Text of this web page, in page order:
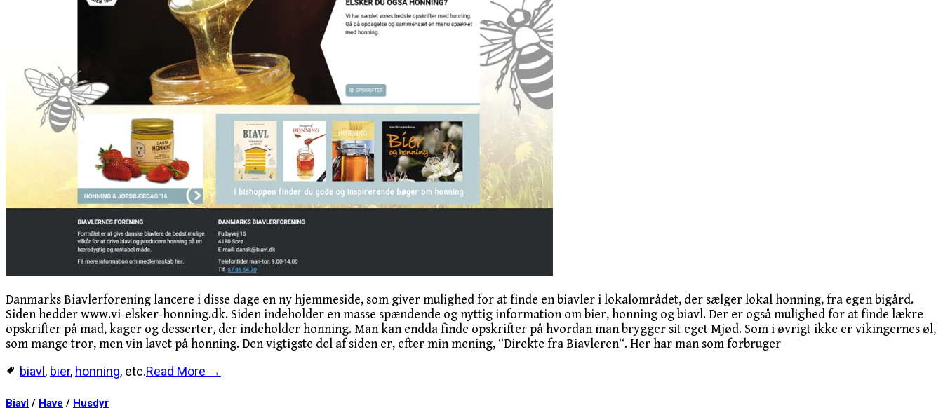
Danmarks Biavlerforening lancere i disse dage en ny hjemmeside, som giver mulighed for at finde en biavler i lokalområdet, der sælger lokal honning, fra egen bigård.
Siden hedder www.vi-elsker-honning.dk. Siden indeholder en masse spændende og nyttig information om bier, honning og biavl. Der er også mulighed for at finde lækre
opskrifter på mad, kager og desserter, der indeholder honning. Man kan endda finde opskrifter på hvordan man brygger sit eget Mjød. Som i øvrigt ikke er vikingernes øl,
som mange tror, men vin lavet på honning. Den vigtigste del af siden er, efter min mening, “Direkte fra Biavleren“. Her har man som forbruger
biavl , bier, honning, etc.Read More →
Biavl / Have / Husdyr